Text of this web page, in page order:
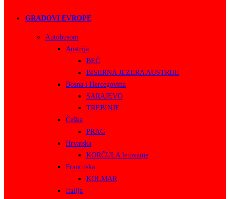
GRADOVI EVROPE
Autobusom
Austrija
BEČ
BISERNA JEZERA AUSTRIJE
Bosna i Hercegovina
SARAJEVO
TREBINJE
Češka
PRAG
Hrvatska
KORČULA letovanje
Francuska
KOLMAR
Italija